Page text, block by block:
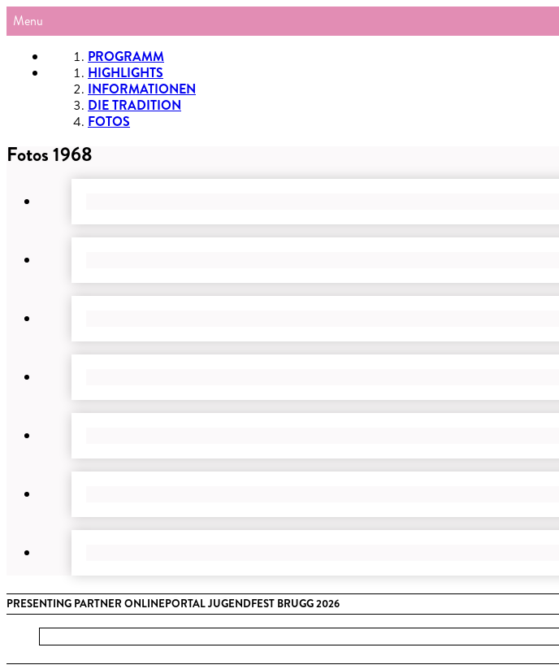
Menu
PROGRAMM
HIGHLIGHTS
INFORMATIONEN
DIE TRADITION
FOTOS
Fotos 1968
PRESENTING PARTNER ONLINEPORTAL JUGENDFEST BRUGG 2026